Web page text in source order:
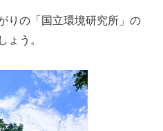
りの「国立環境研究所」の
ょう。